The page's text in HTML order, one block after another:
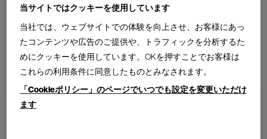
SUPPORT
SHOPS
CATALOGUES
PROFESSIONAL
●特別在庫品【納期目安：1～2週間】
通常はお届けまで約6か月を要する輸入商品の一部を、期間限
定で国内在庫としてご用意しております。数量限定のため、な
くなり次第終了となります。
当サイトではクッキーを使用しています
当社では、ウェブサイトでの体験を向上させ、お客様にあっ
たコンテンツや広告のご提供や、トラフィックを分析するた
めにクッキーを使用しています。OKを押すことでお客様は
これらの利用条件に同意したものとみなされます。
「Cookieポリシー」のページでいつでも設定を変更いただけ
ます